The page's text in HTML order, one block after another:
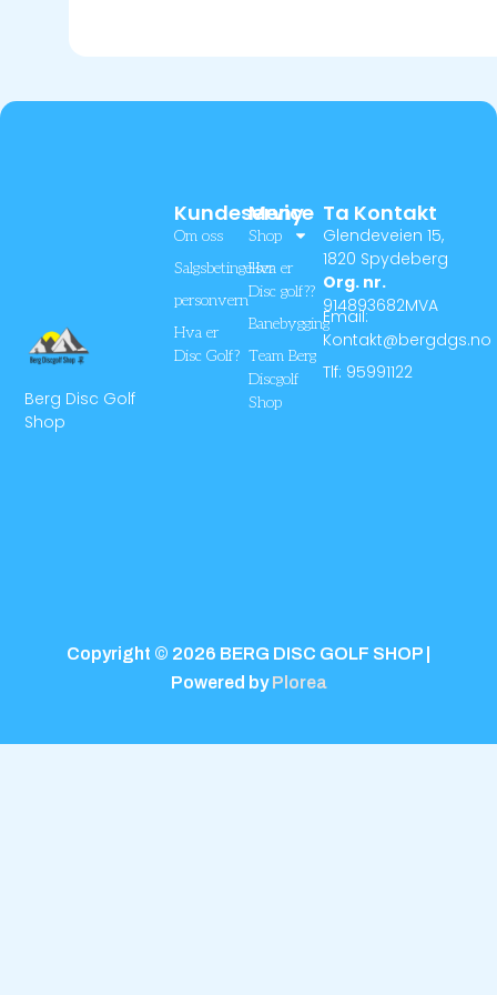
Berg Disc Golf
Shop
Meny
Shop
Hva er
Disc golf??
Banebygging
Team Berg
Discgolf
Shop
Kundeservice
Om oss
Salgsbetingelser
personvern
Hva er
Disc Golf?
Ta Kontakt
Glendeveien 15,
1820 Spydeberg
Org. nr.
914893682MVA
Email:
Kontakt@bergdgs.no
Tlf: 95991122
Copyright © 2026 BERG DISC GOLF SHOP |
Powered byPlorea